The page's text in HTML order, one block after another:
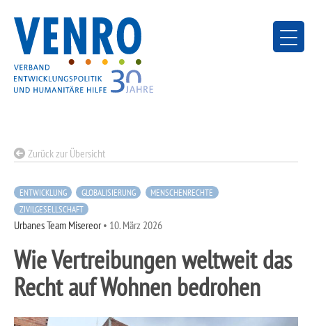
content
Zurück zur Übersicht
ENTWICKLUNG GLOBALISIERUNG
MENSCHENRECHTE
ZIVILGESELLSCHAFT
Urbanes Team Misereor• 10. März 2026
Wie Vertreibungen weltweit das
Recht auf Wohnen bedrohen